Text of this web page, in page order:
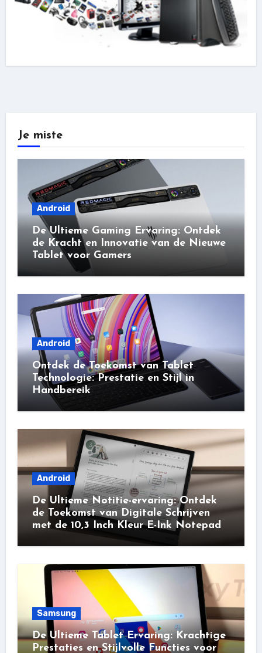
Je miste
Android
De Ultieme Gaming Ervaring: Ontdek
de Kracht en Innovatie van de Nieuwe
Tablet voor Gamers
Android
Ontdek de Toekomst van Tablet
Technologie: Prestatie en Stijl in
Handbereik
Android
De Ultieme Notitie-ervaring: Ontdek
de Toekomst van Digitale Schrijven
met de 10,3 Inch Kleur E-Ink Notepad
Samsung
De Ultieme Tablet Ervaring: Krachtige
Prestaties en Stijlvolle Functies voor